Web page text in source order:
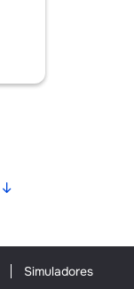
Simuladores